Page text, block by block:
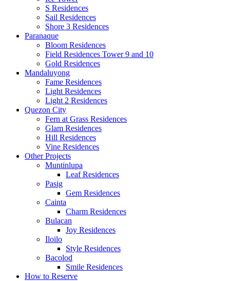
S Residences
Sail Residences
Shore 3 Residences
Paranaque
Bloom Residences
Field Residences Tower 9 and 10
Gold Residences
Mandaluyong
Fame Residences
Light Residences
Light 2 Residences
Quezon City
Fern at Grass Residences
Glam Residences
Hill Residences
Vine Residences
Other Projects
Muntinlupa
Leaf Residences
Pasig
Gem Residences
Cainta
Charm Residences
Bulacan
Joy Residences
Iloilo
Style Residences
Bacolod
Smile Residences
How to Reserve